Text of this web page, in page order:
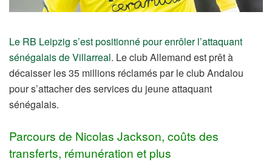
Le RB Leipzig s’est positionné pour enrôler l’attaquant
sénégalais de Villarreal. Le club Allemand est prêt à
décaisser les 35 millions réclamés par le club Andalou
pour s’attacher des services du jeune attaquant
sénégalais.
Parcours de Nicolas Jackson, coûts des
transferts, rémunération et plus